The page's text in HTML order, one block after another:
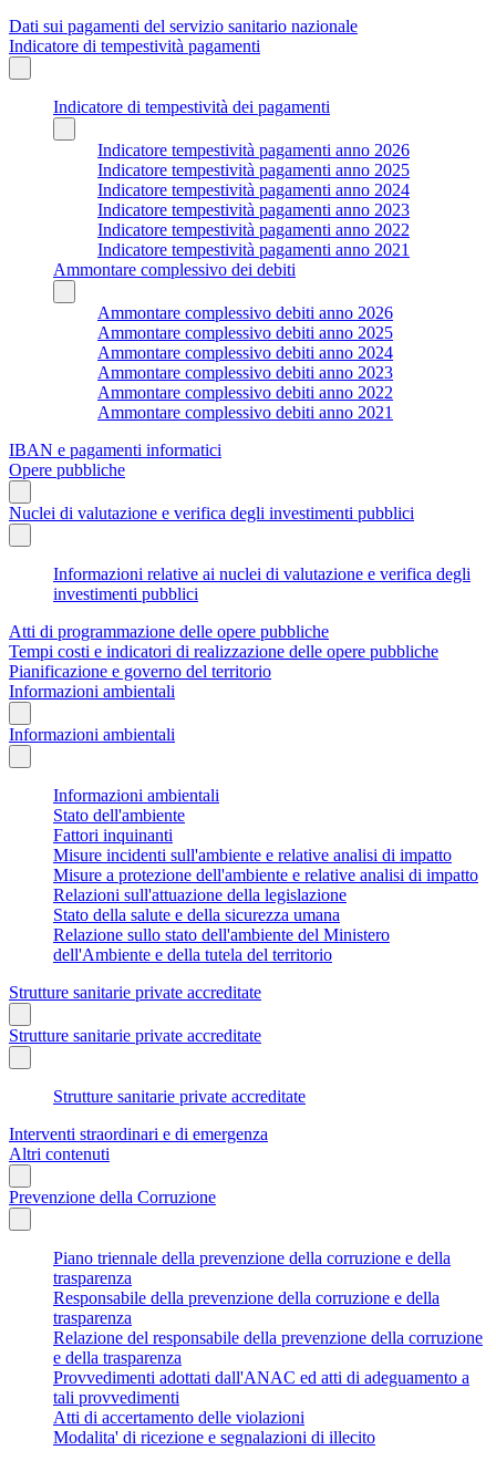
Dati sui pagamenti del servizio sanitario nazionale
Indicatore di tempestività pagamenti
Indicatore di tempestività dei pagamenti
Indicatore tempestività pagamenti anno 2026
Indicatore tempestività pagamenti anno 2025
Indicatore tempestività pagamenti anno 2024
Indicatore tempestività pagamenti anno 2023
Indicatore tempestività pagamenti anno 2022
Indicatore tempestività pagamenti anno 2021
Ammontare complessivo dei debiti
Ammontare complessivo debiti anno 2026
Ammontare complessivo debiti anno 2025
Ammontare complessivo debiti anno 2024
Ammontare complessivo debiti anno 2023
Ammontare complessivo debiti anno 2022
Ammontare complessivo debiti anno 2021
IBAN e pagamenti informatici
Opere pubbliche
Nuclei di valutazione e verifica degli investimenti pubblici
Informazioni relative ai nuclei di valutazione e verifica degli
investimenti pubblici
Atti di programmazione delle opere pubbliche
Tempi costi e indicatori di realizzazione delle opere pubbliche
Pianificazione e governo del territorio
Informazioni ambientali
Informazioni ambientali
Informazioni ambientali
Stato dell'ambiente
Fattori inquinanti
Misure incidenti sull'ambiente e relative analisi di impatto
Misure a protezione dell'ambiente e relative analisi di impatto
Relazioni sull'attuazione della legislazione
Stato della salute e della sicurezza umana
Relazione sullo stato dell'ambiente del Ministero
dell'Ambiente e della tutela del territorio
Strutture sanitarie private accreditate
Strutture sanitarie private accreditate
Strutture sanitarie private accreditate
Interventi straordinari e di emergenza
Altri contenuti
Prevenzione della Corruzione
Piano triennale della prevenzione della corruzione e della
trasparenza
Responsabile della prevenzione della corruzione e della
trasparenza
Relazione del responsabile della prevenzione della corruzione
e della trasparenza
Provvedimenti adottati dall'ANAC ed atti di adeguamento a
tali provvedimenti
Atti di accertamento delle violazioni
Modalita' di ricezione e segnalazioni di illecito